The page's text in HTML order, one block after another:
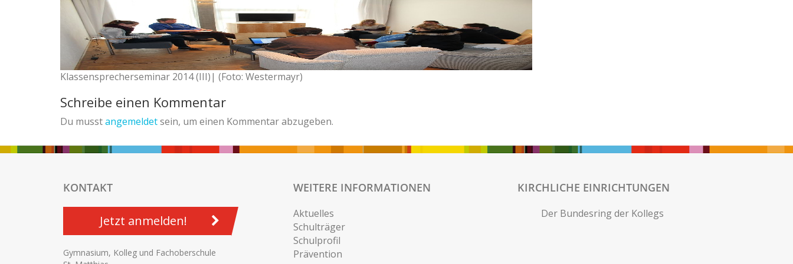
Klassensprecherseminar 2014 (III)| (Foto: Westermayr)
Schreibe einen Kommentar
Du musstangemeldetsein, um einen Kommentar abzugeben.
KONTAKT
Jetzt anmelden!
Gymnasium, Kolleg und Fachoberschule
WEITERE INFORMATIONEN
Aktuelles
Schulträger
Schulprofil
Prävention
KIRCHLICHE EINRICHTUNGEN
Der Bundesring der Kollegs